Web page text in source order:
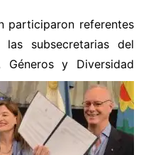
participaron referentes
subsecretarias del
Géneros y Diversidad